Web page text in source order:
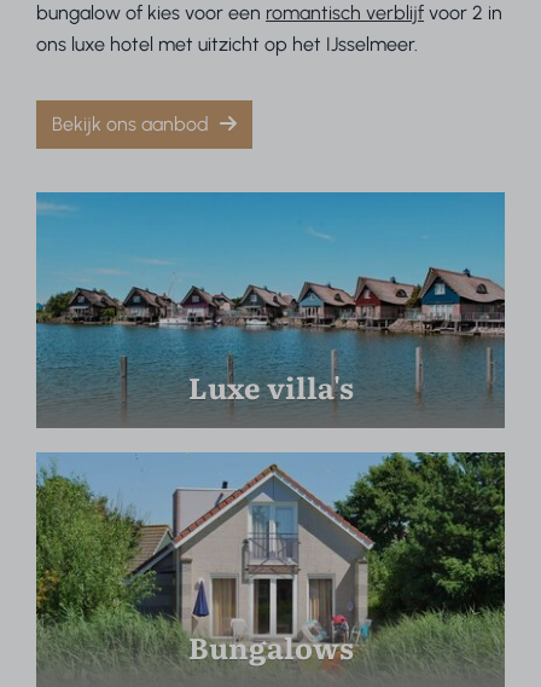
bungalow of kies voor een romantisch verblijf voor 2 in
ons luxe hotel met uitzicht op het IJsselmeer.
Bekijk ons aanbod
Luxe villa's
Bungalows